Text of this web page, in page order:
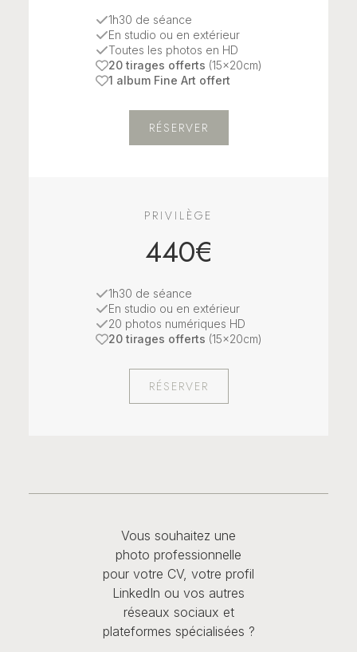
1h30 de séance
En studio ou en extérieur
Toutes les photos en HD
20 tirages offerts (15x20cm)
1 album Fine Art offert
RÉSERVER
PRIVILÈGE
440€
1h30 de séance
En studio ou en extérieur
20 photos numériques HD
20 tirages offerts (15x20cm)
RÉSERVER
Vous souhaitez une
photo professionnelle
pour votre CV, votre profil
LinkedIn ou vos autres
réseaux sociaux et
plateformes spécialisées ?